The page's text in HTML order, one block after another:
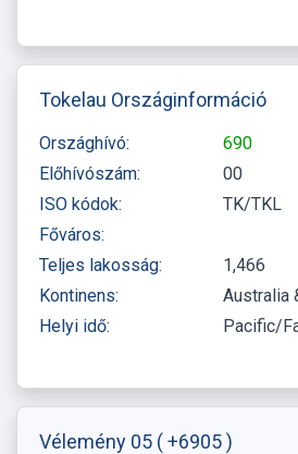
Tokelau Országinformáció
Országhívó:
690
Előhívószám:
00
ISO kódok:
TK/TKL
Főváros:
Teljes lakosság:
1,466
Kontinens:
Australia
Helyi idő:
Pacific/
Vélemény 05 ( +6905 )